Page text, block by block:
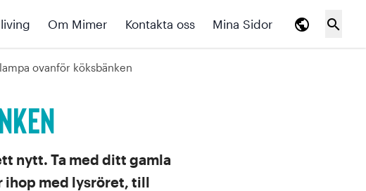
Om Mimer Kontakta oss Mina Sidor public search
ovanför köksbänken
nytt. Ta med ditt gamla
ihop med lysröret, till